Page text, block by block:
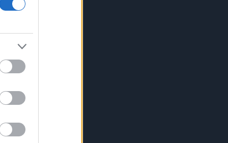
της ΤΝ και πόση ζήτηση έχει η
από αμέλεια
Χωρίς τις αισθήσεις του
ανασύρθηκε από πισίνα beach bar
Η Βηρυτός αναφέρει
νότου παρά την ανάπτυξη του
στρατού